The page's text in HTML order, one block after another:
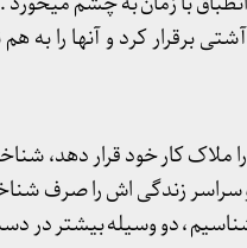
برقرار کرد و آنها را
کار خود قرار دهد،
زندگی اش را صرف
، دو وسیله بیشتر در